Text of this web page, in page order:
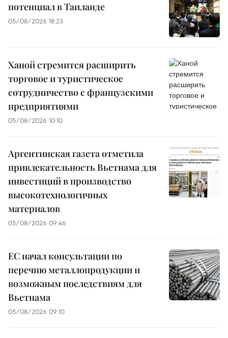
потенциал в Таиланде
05/08/2026 18:23
Ханой стремится расширить
торговое и туристическое
сотрудничество с французскими
предприятиями
05/08/2026 10:10
Аргентинская газета отметила
привлекательность Вьетнама для
инвестиций в производство
высокотехнологичных
материалов
05/08/2026 09:46
ЕС начал консультации по
перечню металлопродукции и
возможным последствиям для
Вьетнама
05/08/2026 09:10